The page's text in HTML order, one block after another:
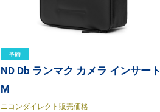
ND Db ランマク カメラ インサート
M
ニコンダイレクト販売価格